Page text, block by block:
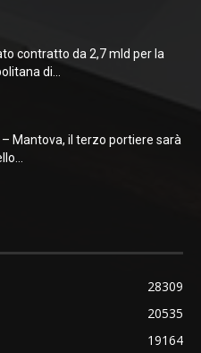
contratto da 2,7 mld per la
di...
– Mantova, il terzo portiere sarà
28309
20535
19164